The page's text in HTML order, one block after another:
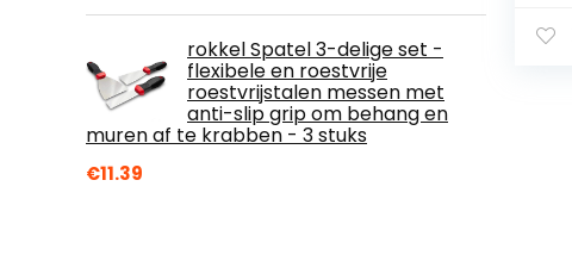
rokkel Spatel 3-delige set -
flexibele en roestvrije
roestvrijstalen messen met
anti-slip grip om behang en
muren af te krabben - 3 stuks
€11.39